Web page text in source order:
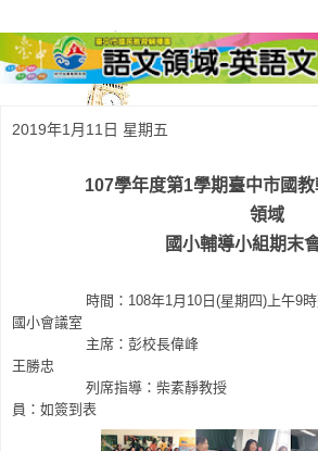
2019年1月11日 星期五
107學年度第1學期臺中市國
領域
國小輔導小組期末
時間：108年1月10日(星期四)
國小會議室
主席：彭校長偉
王勝忠
列席指導：柴素靜
員：如簽到表